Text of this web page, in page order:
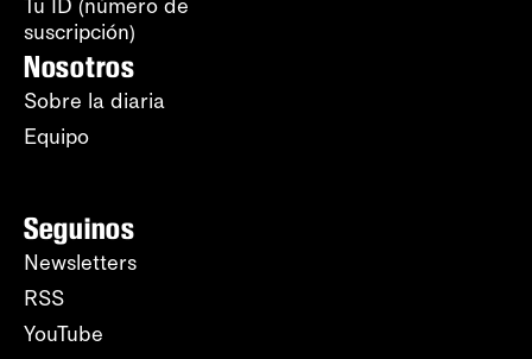
Tu ID (número de
suscripción)
Nosotros
Sobre la diaria
Equipo
Seguinos
Newsletters
RSS
YouTube